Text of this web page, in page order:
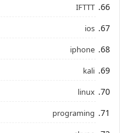
IFTTT
ios
iphone
kali
linux
programing